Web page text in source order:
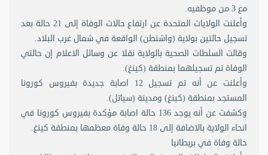
مع 3 من موظفيه.
وأعلنت الولايات المتحدة عن ارتفاع حالات الوفاة إلى 21 حالة بعد
تسجيل حالتين بولاية (واشنطن) الواقعة في شمال غرب البلاد.
وقالت السلطات الصحية بالولاية نقلا عن وسائل الاعلام إن حالتي
الوفاة تم تسجيلهما بمنطقة (كينغ).
وأعلنت عن أنه تم تسجيل 12 اصابة جديدة بفيروس كورونا
المستجد بمنطقة (كينغ) ومدينة (سياتل).
وكشفت عن أنه يوجد 136 حالة اصابة مؤكدة بفيروس كورونا في
انحاء الولاية بالاضافة إلى 18 حالة وفاة معظمها بمنطقة كينغ.
حالة وفاة في بريطانيا